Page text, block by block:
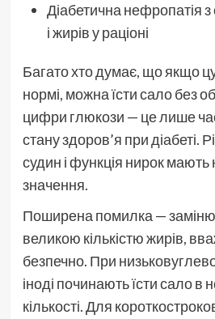
Діабетична нефропатія
і жирів у раціоні
Багато хто думає, що якщо
нормі, можна їсти сало без
цифри глюкози — це лише
стану здоров’я при діабеті.
судин і функція нирок
значення.
Поширена помилка —
великою кількістю жирів,
безпечно. При
іноді починають їсти сало в
кількості. Для